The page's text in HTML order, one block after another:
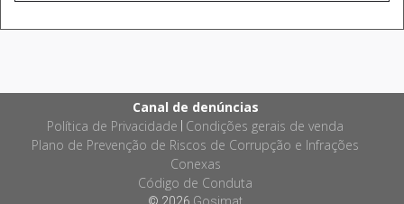
Canal de denúncias
Política de Privacidade Condições gerais de venda
Plano de Prevenção de Riscos de Corrupção e Infrações
Conexas
Código de Conduta